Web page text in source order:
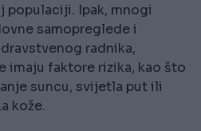
populaciji. Ipak, mnogi
samopreglede i
radnika,
imaju faktore rizika, kao što
suncu, svijetla put ili
kože.